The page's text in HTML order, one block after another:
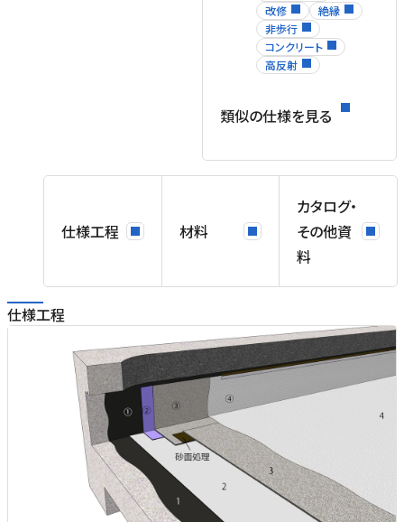
改修
絶縁
非歩行
コンクリート
高反射
類似の仕様を見る
仕様工程 材料
カタログ・
その他資
料
仕様工程